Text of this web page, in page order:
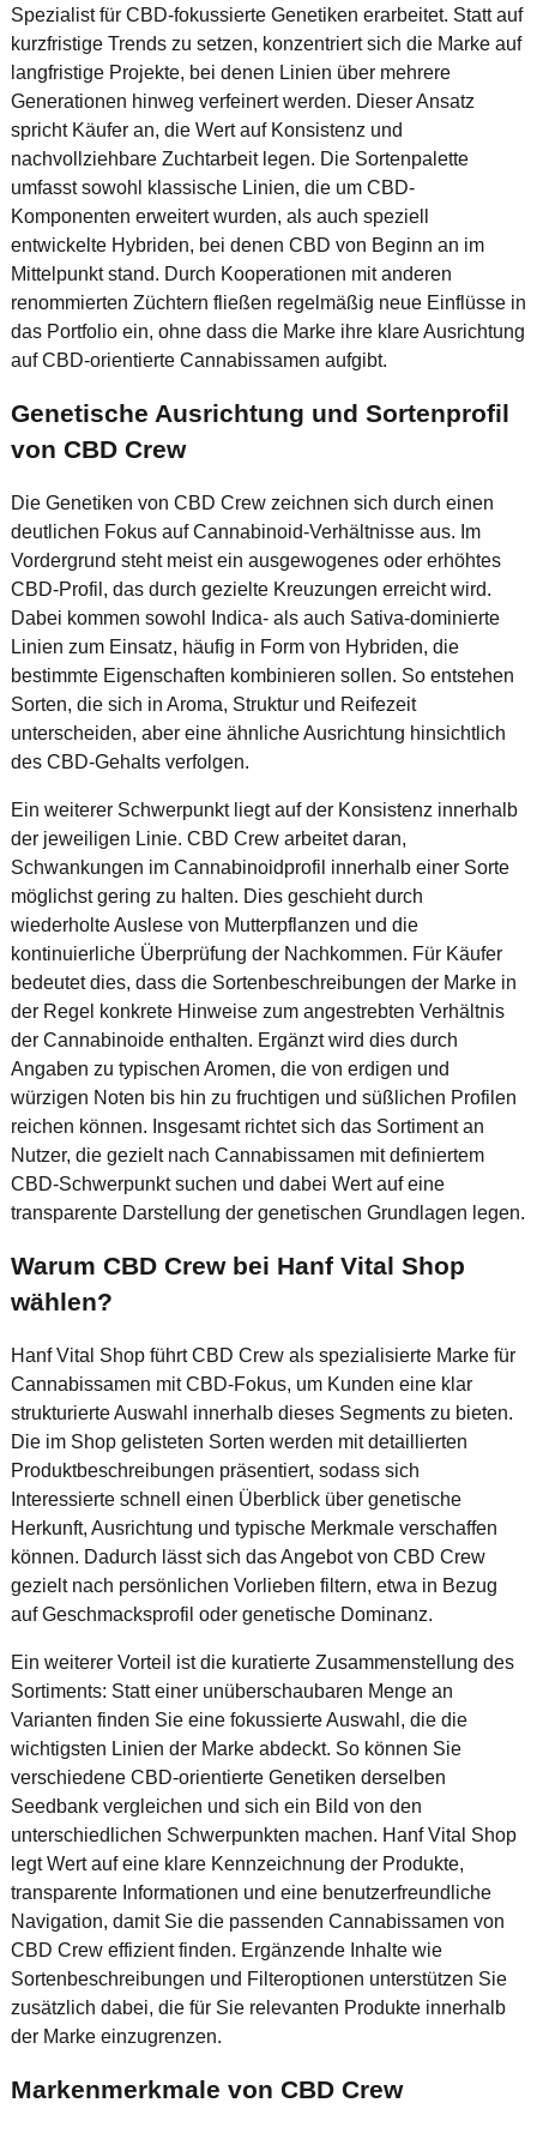
Spezialist für CBD-fokussierte Genetiken erarbeitet. Statt auf
kurzfristige Trends zu setzen, konzentriert sich die Marke auf
langfristige Projekte, bei denen Linien über mehrere
Generationen hinweg verfeinert werden. Dieser Ansatz
spricht Käufer an, die Wert auf Konsistenz und
nachvollziehbare Zuchtarbeit legen. Die Sortenpalette
umfasst sowohl klassische Linien, die um CBD-
Komponenten erweitert wurden, als auch speziell
entwickelte Hybriden, bei denen CBD von Beginn an im
Mittelpunkt stand. Durch Kooperationen mit anderen
renommierten Züchtern fließen regelmäßig neue Einflüsse in
das Portfolio ein, ohne dass die Marke ihre klare Ausrichtung
auf CBD-orientierte Cannabissamen aufgibt.
Genetische Ausrichtung und Sortenprofil
von CBD Crew
Die Genetiken von CBD Crew zeichnen sich durch einen
deutlichen Fokus auf Cannabinoid-Verhältnisse aus. Im
Vordergrund steht meist ein ausgewogenes oder erhöhtes
CBD-Profil, das durch gezielte Kreuzungen erreicht wird.
Dabei kommen sowohl Indica- als auch Sativa-dominierte
Linien zum Einsatz, häufig in Form von Hybriden, die
bestimmte Eigenschaften kombinieren sollen. So entstehen
Sorten, die sich in Aroma, Struktur und Reifezeit
unterscheiden, aber eine ähnliche Ausrichtung hinsichtlich
des CBD-Gehalts verfolgen.
Ein weiterer Schwerpunkt liegt auf der Konsistenz innerhalb
der jeweiligen Linie. CBD Crew arbeitet daran,
Schwankungen im Cannabinoidprofil innerhalb einer Sorte
möglichst gering zu halten. Dies geschieht durch
wiederholte Auslese von Mutterpflanzen und die
kontinuierliche Überprüfung der Nachkommen. Für Käufer
bedeutet dies, dass die Sortenbeschreibungen der Marke in
der Regel konkrete Hinweise zum angestrebten Verhältnis
der Cannabinoide enthalten. Ergänzt wird dies durch
Angaben zu typischen Aromen, die von erdigen und
würzigen Noten bis hin zu fruchtigen und süßlichen Profilen
reichen können. Insgesamt richtet sich das Sortiment an
Nutzer, die gezielt nach Cannabissamen mit definiertem
CBD-Schwerpunkt suchen und dabei Wert auf eine
transparente Darstellung der genetischen Grundlagen legen.
Warum CBD Crew bei Hanf Vital Shop
wählen?
Hanf Vital Shop führt CBD Crew als spezialisierte Marke für
Cannabissamen mit CBD-Fokus, um Kunden eine klar
strukturierte Auswahl innerhalb dieses Segments zu bieten.
Die im Shop gelisteten Sorten werden mit detaillierten
Produktbeschreibungen präsentiert, sodass sich
Interessierte schnell einen Überblick über genetische
Herkunft, Ausrichtung und typische Merkmale verschaffen
können. Dadurch lässt sich das Angebot von CBD Crew
gezielt nach persönlichen Vorlieben filtern, etwa in Bezug
auf Geschmacksprofil oder genetische Dominanz.
Ein weiterer Vorteil ist die kuratierte Zusammenstellung des
Sortiments: Statt einer unüberschaubaren Menge an
Varianten finden Sie eine fokussierte Auswahl, die die
wichtigsten Linien der Marke abdeckt. So können Sie
verschiedene CBD-orientierte Genetiken derselben
Seedbank vergleichen und sich ein Bild von den
unterschiedlichen Schwerpunkten machen. Hanf Vital Shop
legt Wert auf eine klare Kennzeichnung der Produkte,
transparente Informationen und eine benutzerfreundliche
Navigation, damit Sie die passenden Cannabissamen von
CBD Crew effizient finden. Ergänzende Inhalte wie
Sortenbeschreibungen und Filteroptionen unterstützen Sie
zusätzlich dabei, die für Sie relevanten Produkte innerhalb
der Marke einzugrenzen.
Markenmerkmale von CBD Crew